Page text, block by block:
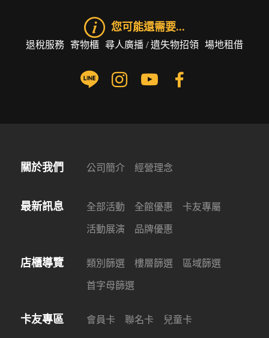
您可能還需要...
退稅服務 寄物櫃 尋人廣播 / 遺失物招領 場地租借
關於我們 公司簡介 經營理念
最新訊息 全部活動 全館優惠 卡友專屬
活動展演 品牌優惠
店櫃導覽 類別篩選 樓層篩選 區域篩選
首字母篩選
卡友專區 會員卡 聯名卡 兒童卡